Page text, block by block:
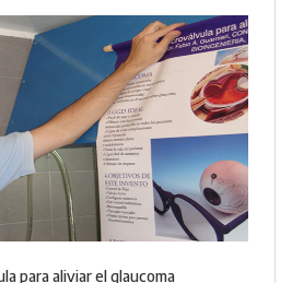
para aliviar el glaucoma